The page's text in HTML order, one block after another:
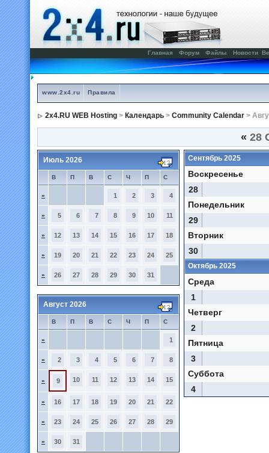
Главная Форум Файлы Новости
www.2x4.ru Правила
2x4.RU WEB Hosting > Календарь > Community Calendar >
« 28
Июль 2026
В П В С Ч П С
» 1 2 3 4
» 5 6 7 8 9 10 11
» 12 13 14 15 16 17 18
» 19 20 21 22 23 24 25
» 26 27 28 29 30 31
Август 2026
В П В С Ч П С
» 1
» 2 3 4 5 6 7 8
» 9 10 11 12 13 14 15
» 16 17 18 19 20 21 22
» 23 24 25 26 27 28 29
» 30 31
Сентябрь 2025
Воскресенье
28
Понедельник
29
Вторник
30
Октябрь 2025
Среда
1
Четверг
2
Пятница
3
Суббота
4